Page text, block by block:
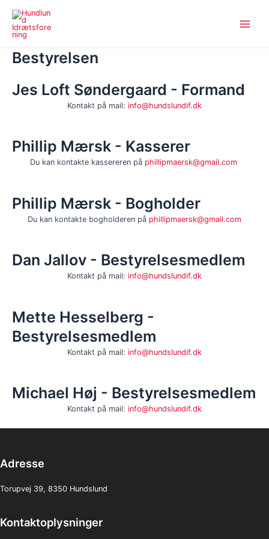
indholdet
Menu
Bestyrelsen
Jes Loft Søndergaard - Formand
Kontakt på mail: info@hundslundif.dk
Phillip Mærsk - Kasserer
Du kan kontakte kassereren på phillipmaersk@gmail.com
Phillip Mærsk - Bogholder
Du kan kontakte bogholderen på phillipmaersk@gmail.com
Dan Jallov - Bestyrelsesmedlem
Kontakt på mail: info@hundslundif.dk
Mette Hesselberg -
Bestyrelsesmedlem
Kontakt på mail: info@hundslundif.dk
Michael Høj - Bestyrelsesmedlem
Kontakt på mail: info@hundslundif.dk
Adresse
Torupvej 39, 8350 Hundslund
Kontaktoplysninger